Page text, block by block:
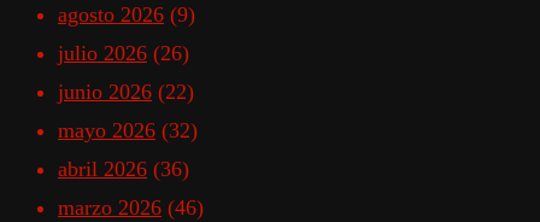
agosto 2026 (9)
julio 2026 (26)
junio 2026 (22)
mayo 2026 (32)
abril 2026 (36)
marzo 2026 (46)